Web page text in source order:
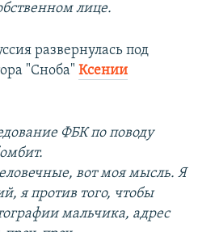
лице.
развернулась под
"Сноба" Ксении
ФБК по поводу
вот моя мысль. Я
я против того, чтобы
мальчика, адрес